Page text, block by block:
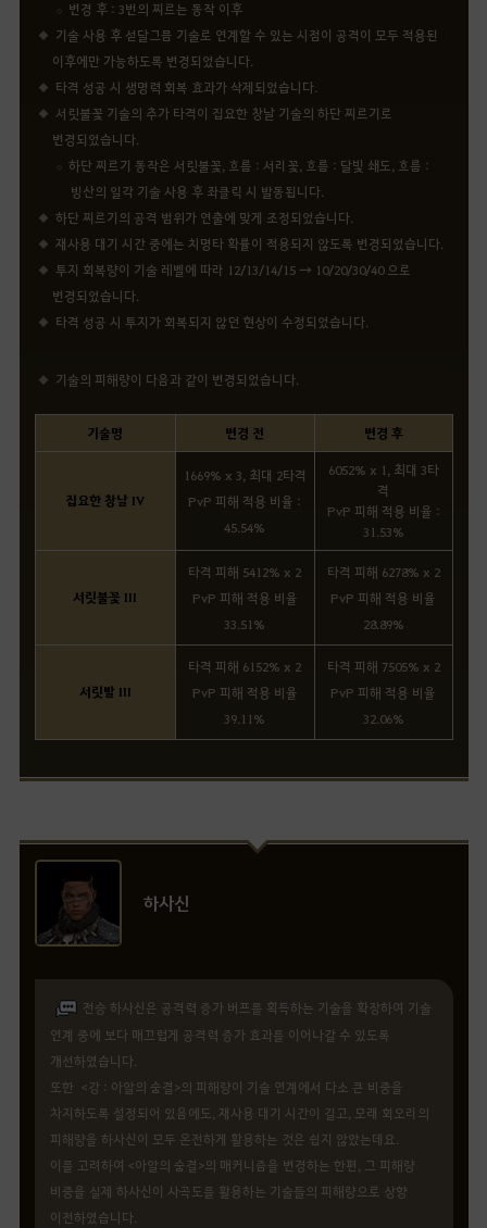
변경 후 : 3번의 찌르는 동작 이후
기술 사용 후 섣달그믐 기술로 연계할 수 있는 시점이 공격이 모두 적용된
이후에만 가능하도록 변경되었습니다.
타격 성공 시 생명력 회복 효과가 삭제되었습니다.
서릿불꽃 기술의 추가 타격이 집요한 창날 기술의 하단 찌르기로
변경되었습니다.
하단 찌르기 동작은 서릿불꽃, 흐름 : 서리꽃, 흐름 : 달빛 쇄도, 흐름 :
빙산의 일각 기술 사용 후 좌클릭 시 발동됩니다.
하단 찌르기의 공격 범위가 연출에 맞게 조정되었습니다.
재사용 대기 시간 중에는 치명타 확률이 적용되지 않도록 변경되었습니다.
투지 회복량이 기술 레벨에 따라 12/13/14/15 → 10/20/30/40 으로
변경되었습니다.
타격 성공 시 투지가 회복되지 않던 현상이 수정되었습니다.
기술의 피해량이 다음과 같이 변경되었습니다.
기술명 변경 전 변경 후
집요한 창날 IV
1669% x 3, 최대 2타격
PvP 피해 적용 비율 :
45.54%
6052% x 1, 최대 3타
격
PvP 피해 적용 비율 :
31.53%
서릿불꽃 III
타격 피해 5412% x 2
PvP 피해 적용 비율
33.51%
타격 피해 6278% x 2
PvP 피해 적용 비율
28.89%
서릿발 III
타격 피해 6152% x 2
PvP 피해 적용 비율
39.11%
타격 피해 7505% x 2
PvP 피해 적용 비율
32.06%
하사신
전승 하사신은 공격력 증가 버프를 획득하는 기술을 확장하여 기술
연계 중에 보다 매끄럽게 공격력 증가 효과를 이어나갈 수 있도록
개선하였습니다.
또한 <강 : 아알의 숨결>의 피해량이 기술 연계에서 다소 큰 비중을
차지하도록 설정되어 있음에도, 재사용 대기 시간이 길고, 모래 회오리의
피해량을 하사신이 모두 온전하게 활용하는 것은 쉽지 않았는데요.
이를 고려하여 <아알의 숨결>의 매커니즘을 변경하는 한편, 그 피해량
비중을 실제 하사신이 사곡도를 활용하는 기술들의 피해량으로 상향
이전하였습니다.